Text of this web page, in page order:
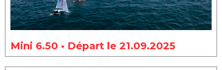
Mini 6.50 • Départ le 21.09.2025